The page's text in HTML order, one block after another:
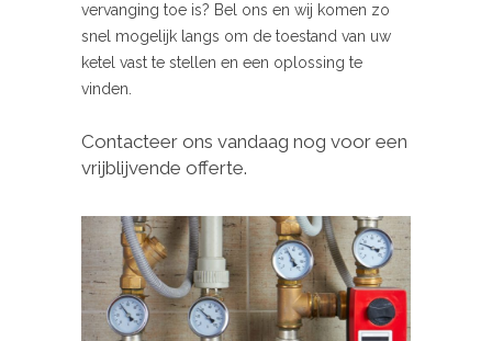
vervanging toe is? Bel ons en wij komen zo
snel mogelijk langs om de toestand van uw
ketel vast te stellen en een oplossing te
vinden.
Contacteer ons vandaag nog voor een
vrijblijvende offerte.